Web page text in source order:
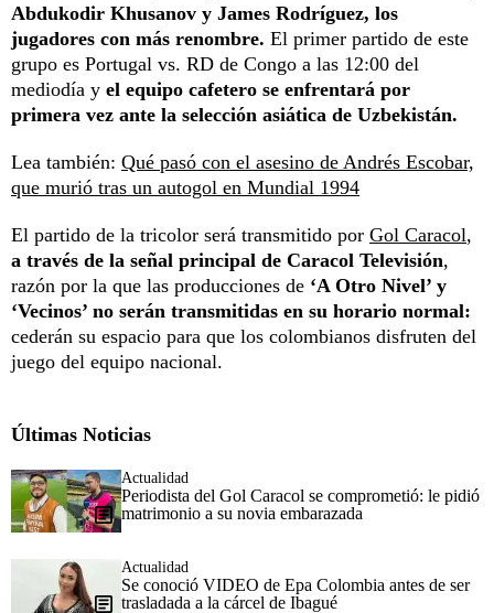
Abdukodir Khusanov y James Rodríguez, los
jugadores con más renombre. El primer partido de este
grupo es Portugal vs. RD de Congo a las 12:00 del
mediodía y el equipo cafetero se enfrentará por
primera vez ante la selección asiática de Uzbekistán.
Lea también: Qué pasó con el asesino de Andrés Escobar,
que murió tras un autogol en Mundial 1994
El partido de la tricolor será transmitido por Gol Caracol,
a través de la señal principal de Caracol Televisión,
razón por la que las producciones de ‘A Otro Nivel’ y
‘Vecinos’ no serán transmitidas en su horario normal:
cederán su espacio para que los colombianos disfruten del
juego del equipo nacional.
Últimas Noticias
Actualidad
Periodista del Gol Caracol se comprometió: le pidió
matrimonio a su novia embarazada
Actualidad
Se conoció VIDEO de Epa Colombia antes de ser
trasladada a la cárcel de Ibagué